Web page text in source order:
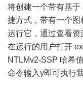
将创建一个带有基
捷方式，带有一个图
运行它，通过查看
在运行的用户打开
NTLMv2-SSP 哈希
命令输入y即可执行